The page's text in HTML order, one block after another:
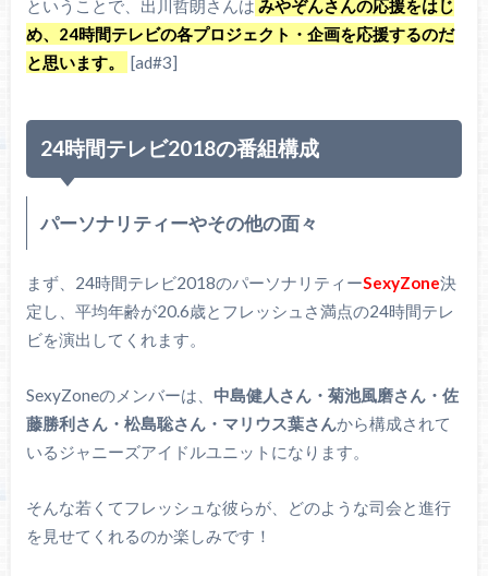
ということで、出川哲朗さんは みやぞんさんの応援をはじ
め、24時間テレビの各プロジェクト・企画を応援するのだ
と思います。
[ad#3]
24時間テレビ2018の番組構成
パーソナリティーやその他の面々
まず、24時間テレビ2018のパーソナリティーSexyZone決
定し、平均年齢が20.6歳とフレッシュさ満点の24時間テレ
ビを演出してくれます。
SexyZoneのメンバーは、 中島健人さん・菊池風磨さん・佐
藤勝利さん・松島聡さん・マリウス葉さんから構成されて
いるジャニーズアイドルユニットになります。
そんな若くてフレッシュな彼らが、どのような司会と進行
を見せてくれるのか楽しみです！